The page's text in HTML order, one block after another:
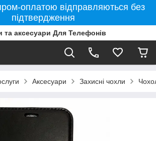
оплатою відправляються без
підтвердження
та аксесуари Для Телефонів
Аксесуари Захисні чохли